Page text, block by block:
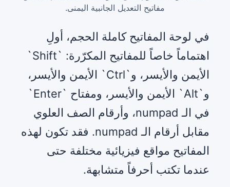
مفاتيح التعديل الجانبية اليمنى.
في لوحة المفاتيح كاملة الحجم، أولِ
اهتماماً خاصاً للمفاتيح المكرّرة: `Shift`
الأيمن والأيسر، و`Ctrl` الأيمن والأيسر،
و`Alt` الأيمن والأيسر، ومفتاح `Enter`
في الـ numpad، وأرقام الصف العلوي
مقابل أرقام الـ numpad. فقد تكون لهذه
المفاتيح مواقع فيزيائية مختلفة حتى
عندما تكتب أحرفاً متشابهة.